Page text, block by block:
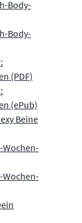
Body-
Body-
(PDF)
(ePub)
Beine
Wochen-
Wochen-